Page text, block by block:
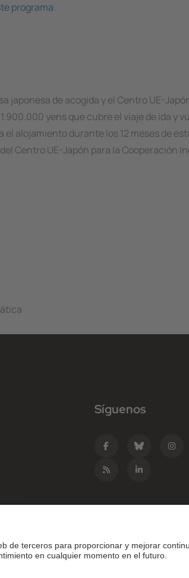
programa.
japonesa de acogida y el Centro UE-
yens que cubre el viaje de ida y
alojamiento durante los 12 meses de
Centro UE-Japón para la Cooperación
Síguenos